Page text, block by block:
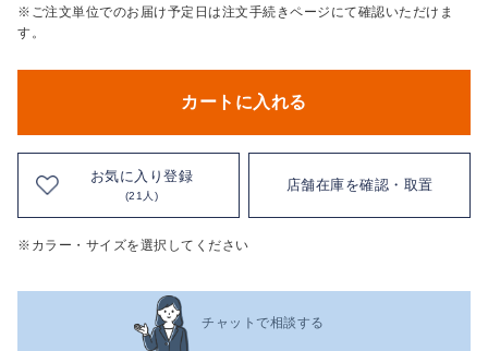
※ご注文単位でのお届け予定日は注文手続きページにて確認いただけま
す。
カートに入れる
お気に入り登録
(21人)
店舗在庫を確認・取置
※カラー・サイズを選択してください
チャットで相談する